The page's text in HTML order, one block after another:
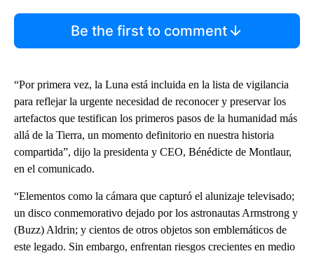
Be the first to comment
“Por primera vez, la Luna está incluida en la lista de vigilancia
para reflejar la urgente necesidad de reconocer y preservar los
artefactos que testifican los primeros pasos de la humanidad más
allá de la Tierra, un momento definitorio en nuestra historia
compartida”, dijo la presidenta y CEO, Bénédicte de Montlaur,
en el comunicado.
“Elementos como la cámara que capturó el alunizaje televisado;
un disco conmemorativo dejado por los astronautas Armstrong y
(Buzz) Aldrin; y cientos de otros objetos son emblemáticos de
este legado. Sin embargo, enfrentan riesgos crecientes en medio